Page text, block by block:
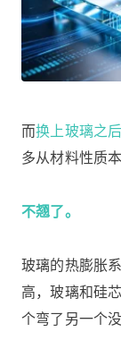
而换上玻璃之后
多从材料性质
不翘了。
玻璃的热膨胀
高，玻璃和硅
个弯了另一个